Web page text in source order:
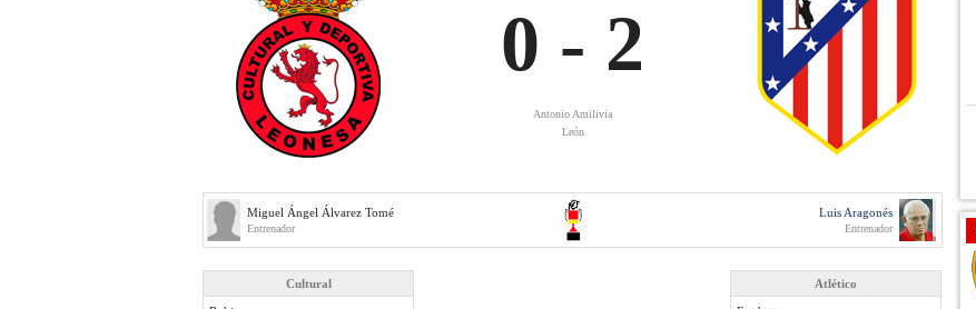
0 - 2
Antonio Amilivia
León
Miguel Ángel Álvarez Tomé
Entrenador
Luis Aragonés
Entrenador
Cultural Atlético